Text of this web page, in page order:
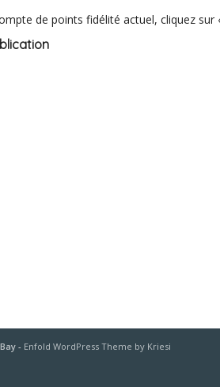
de points fidélité actuel, cliquez sur
- Enfold WordPress Theme by Kriesi